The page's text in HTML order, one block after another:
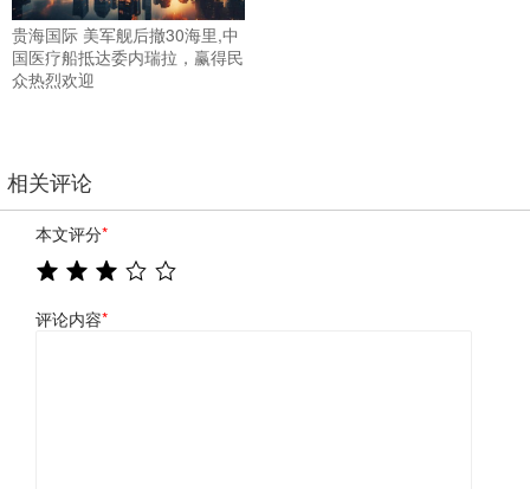
贵海国际 美军舰后撤30海里,中
国医疗船抵达委内瑞拉，赢得民
众热烈欢迎
相关评论
本文评分*
评论内容*